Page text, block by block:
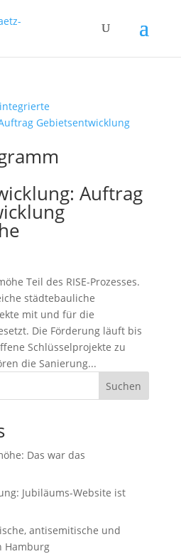
Auftrag
Teil des RISE-Prozesses.
städtebauliche
mit und für die
Die Förderung läuft bis
Schlüsselprojekte zu
die Sanierung...
Suchen
Das war das
Jubiläums-Website ist
antisemitische und
Hamburg